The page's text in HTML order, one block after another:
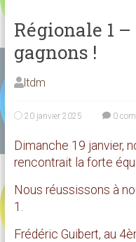
Régionale 1
gagnons !
ltdm
20 janvier 2025 0
Dimanche 19 janvier,
rencontrait la forte
Nous réussissons à
1.
Frédéric Guibert, au